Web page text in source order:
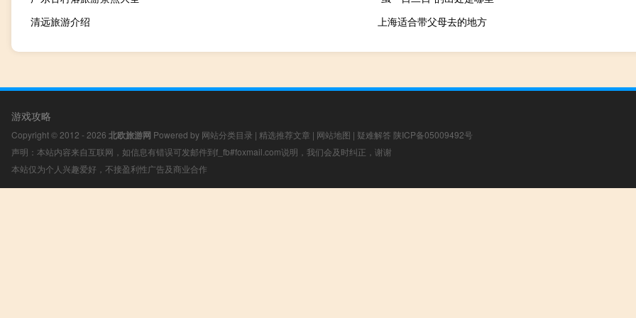
清远旅游介绍
上海适合带父母去的地方
游戏攻略
Copyright © 2012 - 2026 北欧旅游网 Powered by 网站分类目录 | 精选推荐文章 | 网站地图 | 疑难解答 陕ICP备05009492号
声明：本站内容来自互联网，如信息有错误可发邮件到f_fb#foxmail.com说明，我们会及时纠正，谢谢
本站仅为个人兴趣爱好，不接盈利性广告及商业合作